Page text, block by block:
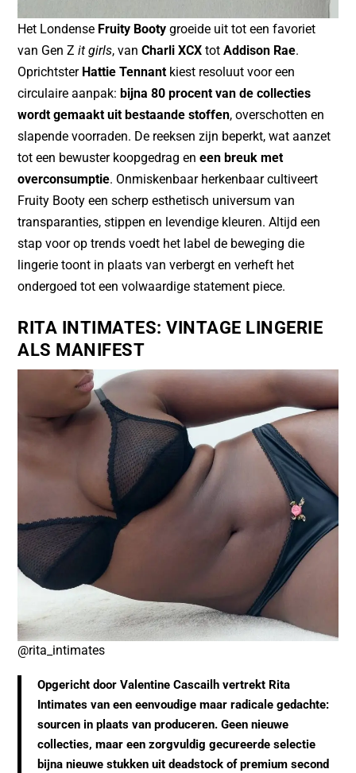
Het Londense Fruity Booty groeide uit tot een favoriet
van Gen Zit girls, vanCharli XCX totAddison Rae.
Oprichtster Hattie Tennantkiest resoluut voor een
circulaire aanpak:bijna 80 procent van de collecties
wordt gemaakt uit bestaande stoffen, overschotten en
slapende voorraden. De reeksen zijn beperkt, wat aanzet
tot een bewuster koopgedrag eneen breuk met
overconsumptie. Onmiskenbaar herkenbaar cultiveert
Fruity Booty een scherp esthetisch universum van
transparanties, stippen en levendige kleuren. Altijd een
stap voor op trends voedt het labelde beweging die
lingerie toont in plaats van verbergt en verheft het
ondergoed tot een volwaardige statement piece.
RITA INTIMATES: VINTAGE LINGERIE
ALS MANIFEST
@rita_intimates
Opgericht doorValentine Cascailh vertrekt Rita
Intimates van een eenvoudige maar radicale gedachte:
sourcen in plaats van produceren. Geen nieuwe
collecties, maareen zorgvuldig gecureerde selectie
bijna nieuwe stukken uit deadstock of premium second